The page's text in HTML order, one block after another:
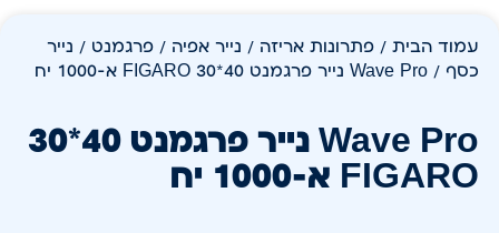
עמוד הבית / פתרונות אריזה / נייר אפיה / פרגמנט / נייר
כסף / Wave Pro נייר פרגמנט 40*30 FIGARO א-1000 יח
Wave Pro נייר פרגמנט 40*30
FIGARO א-1000 יח